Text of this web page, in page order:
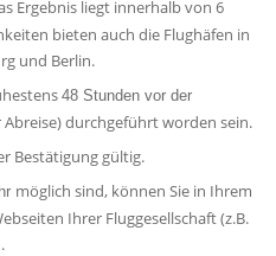
Ergebnis liegt innerhalb von 6
bieten auch die Flughäfen in
und Berlin.
48 Stunden vor der
Abreise) durchgeführt worden sein.
Bestätigung gültig.
möglich sind, können Sie in Ihrem
Ihrer Fluggesellschaft (z.B.